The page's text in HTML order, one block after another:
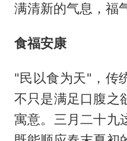
满清新的气息，福
食福安康
"民以食为天"，传
不只是满足口腹之
寓意。三月二十九